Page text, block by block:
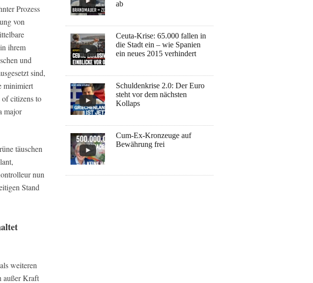
Prozess
von
ihrem
und
sind,
minimiert
citizens to
major
täuschen
nun
Stand
weiteren
außer Kraft
ab
Ceuta-Krise: 65.000 fallen in
die Stadt ein – wie Spanien
ein neues 2015 verhindert
Schuldenkrise 2.0: Der Euro
steht vor dem nächsten
Kollaps
Cum-Ex-Kronzeuge auf
Bewährung frei